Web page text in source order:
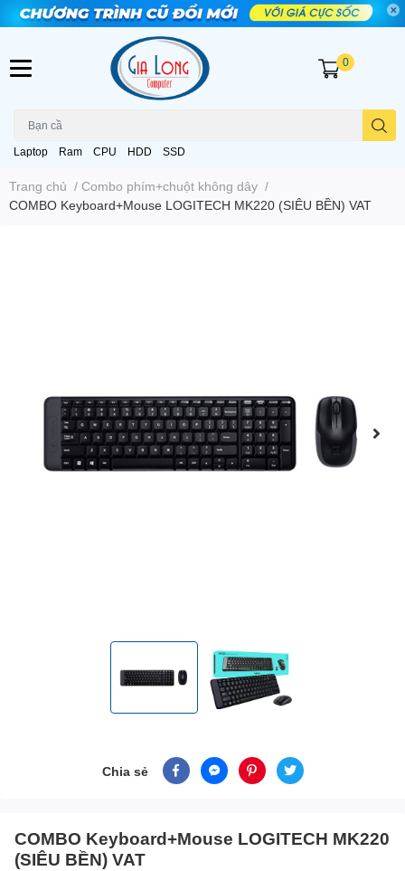
Laptop Ram CPU HDD SSD
0
Trang chủ / Combo phím+chuột không dây /
COMBO Keyboard+Mouse LOGITECH MK220 (SIÊU BỀN) VAT
Chia sẻ
COMBO Keyboard+Mouse LOGITECH MK220
(SIÊU BỀN) VAT